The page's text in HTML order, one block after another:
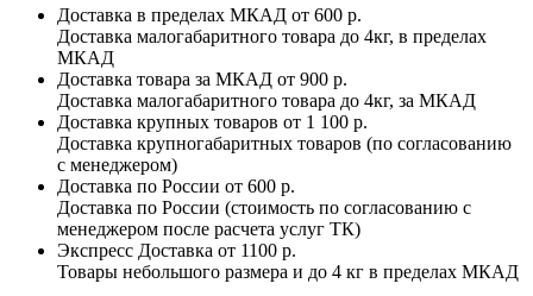
Доставка в пределах МКАД от 600 р.
Доставка малогабаритного товара до 4кг, в пределах
МКАД
Доставка товара за МКАД от 900 р.
Доставка малогабаритного товара до 4кг, за МКАД
Доставка крупных товаров от 1 100 р.
Доставка крупногабаритных товаров (по согласованию
с менеджером)
Доставка по России от 600 р.
Доставка по России (стоимость по согласованию с
менеджером после расчета услуг ТК)
Экспресс Доставка от 1100 р.
Товары небольшого размера и до 4 кг в пределах МКАД